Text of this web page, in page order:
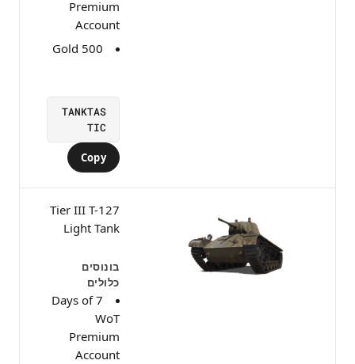
Premium
Account
500 Gold
TANKTAS
TIC
Copy
Tier III T-127
Light Tank
בונוסים
כלולים
7 Days of
WoT
Premium
Account